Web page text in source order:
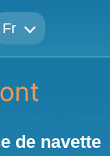
Fr
de navette